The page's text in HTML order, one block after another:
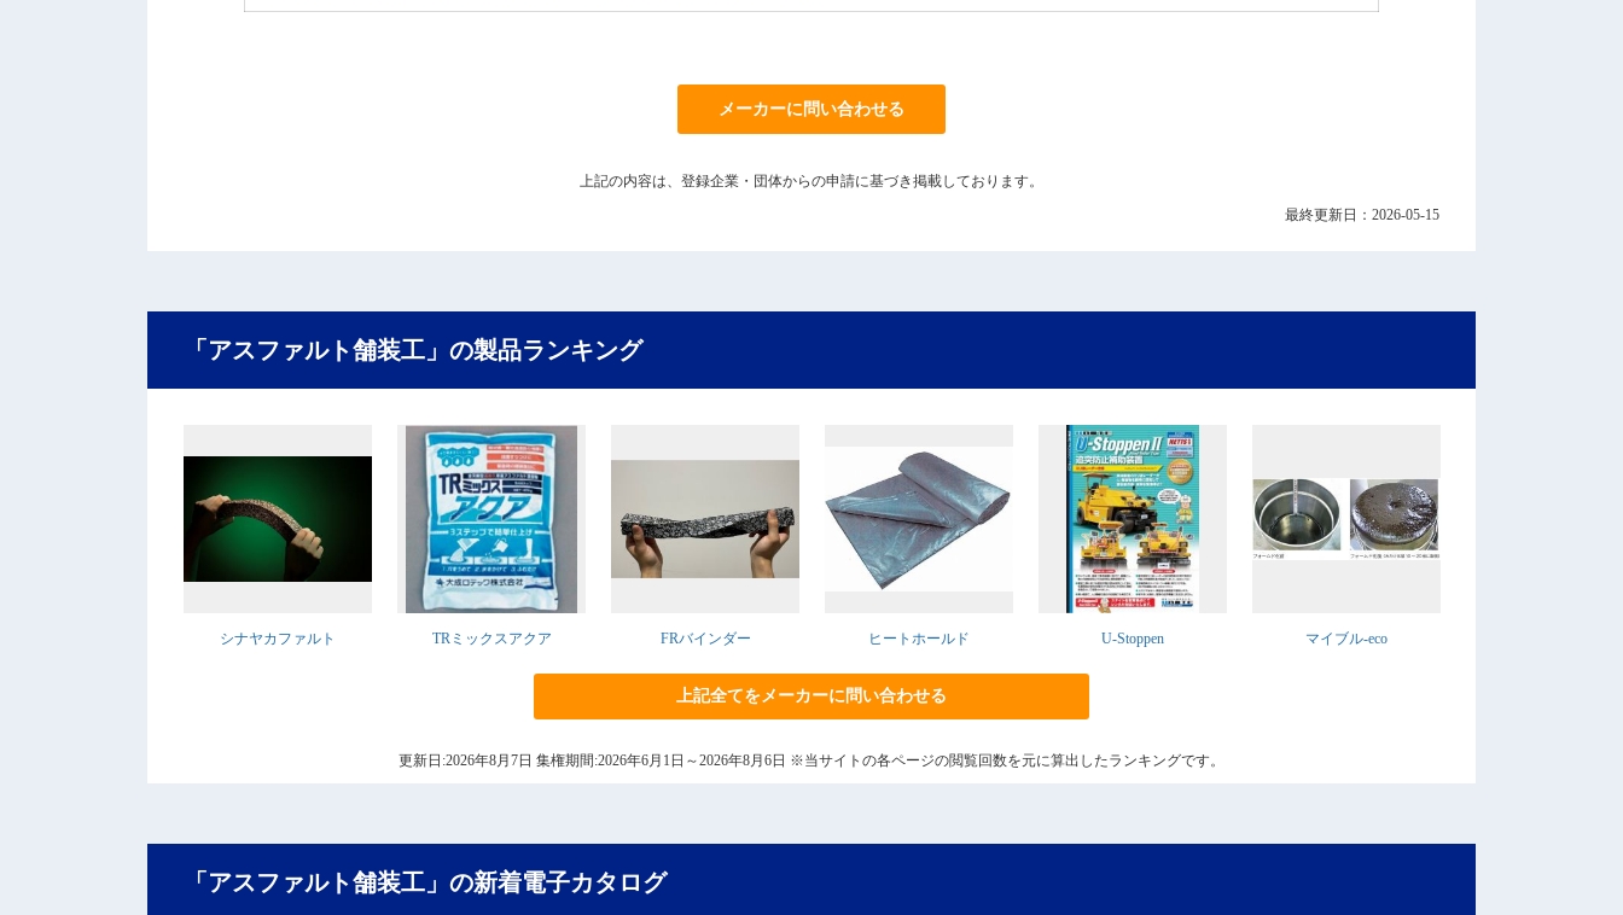
メーカーに問い合わせる
上記の内容は、登録企業・団体からの申請に基づき掲載しております。
最終更新日：2026-05-15
「アスファルト舗装工」の製品ランキング
シナヤカファルト TRミックスアクア FRバインダー ヒートホールド U-Stoppen マイブル-eco
上記全てをメーカーに問い合わせる
更新日:2026年8月7日 集権期間:2026年6月1日～2026年8月6日 ※当サイトの各ページの閲覧回数を元に算出したランキングです。
「アスファルト舗装工」の新着電子カタログ